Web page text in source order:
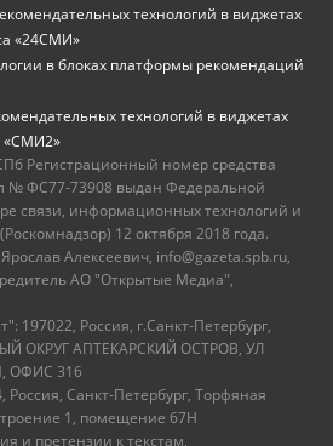
технологий в виджетах
«24СМИ»
в блоках платформы рекомендаций
технологий в виджетах
«СМИ2»
Регистрационный номер средства
№ ФС77-73908 выдан Федеральной
связи, информационных технологий и
12 октября 2018 года.
Алексеевич, info@gazeta.spb.ru,
АО "Открытые Медиа",
197022, Россия, г.Санкт-Петербург,
ОКРУГ АПТЕКАРСКИЙ ОСТРОВ, УЛ
ОФИС 316
Россия, Санкт-Петербург, Торфяная
1, помещение 67Н
и претензии к текстам,